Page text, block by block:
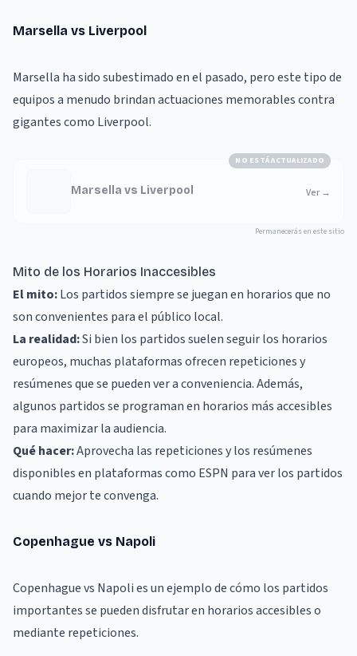
Marsella vs Liverpool
Marsella ha sido subestimado en el pasado, pero este tipo de
equipos a menudo brindan actuaciones memorables contra
gigantes como Liverpool.
NO ESTÁ ACTUALIZADO
Marsella vs Liverpool Ver →
Permanecerás en este sitio
Mito de los Horarios Inaccesibles
El mito:Los partidos siempre se juegan en horarios que no
son convenientes para el público local.
La realidad:Si bien los partidos suelen seguir los horarios
europeos, muchas plataformas ofrecen repeticiones y
resúmenes que se pueden ver a conveniencia. Además,
algunos partidos se programan en horarios más accesibles
para maximizar la audiencia.
Qué hacer:Aprovecha las repeticiones y los resúmenes
disponibles en plataformas como ESPN para ver los partidos
cuando mejor te convenga.
Copenhague vs Napoli
Copenhague vs Napoli es un ejemplo de cómo los partidos
importantes se pueden disfrutar en horarios accesibles o
mediante repeticiones.